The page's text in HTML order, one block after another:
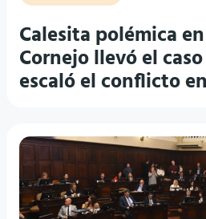
Cornejo llevó el caso
escaló el conflicto